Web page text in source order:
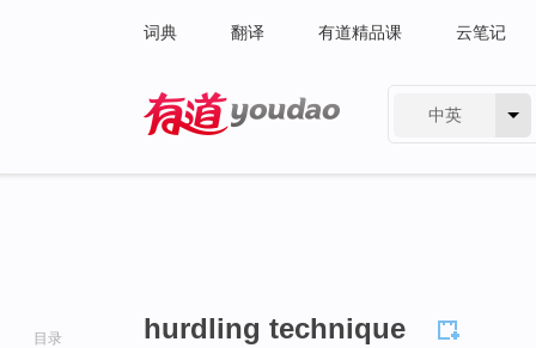
词典 翻译 有道精品课 云笔记
中英
目录 hurdling technique